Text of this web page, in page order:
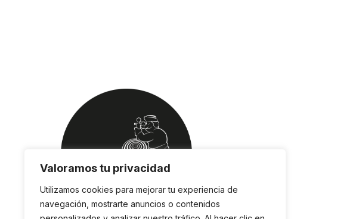
Valoramos tu privacidad
Utilizamos cookies para mejorar tu experiencia de
navegación, mostrarte anuncios o contenidos